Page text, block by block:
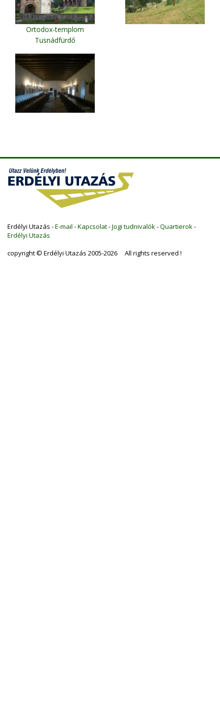
Ortodox-templom
Tusnádfürdő
Erdélyi Utazás -E-mail -Kapcsolat-Jogi tudnivalók -Quartierok -
Erdélyi Utazás
copyright © Erdélyi Utazás 2005-2026 All rights reserved !